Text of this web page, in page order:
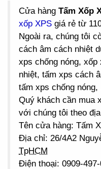
Cửa hàng Tấm Xốp
xốp XPS giá rẻ từ
Ngoài ra, chúng tôi
cách âm cách nhiệt
xps chống nóng,
nhiệt, tấm xps cách
tấm xps chống
Quý khách cần mua
với chúng tôi theo
Tên cửa hàng: Tấm
Địa chỉ: 26/4A2
TpHCM
Điện thoại: 0909-